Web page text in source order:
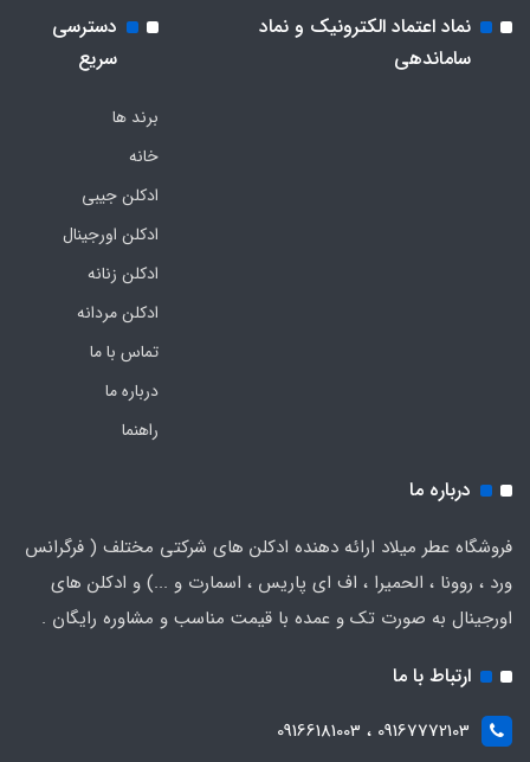
نماد اعتماد الکترونیک و نماد
ساماندهی
دسترسی
سریع
برند ها
خانه
ادکلن جیبی
ادکلن اورجینال
ادکلن زنانه
ادکلن مردانه
تماس با ما
درباره ما
راهنما
درباره ما
فروشگاه عطر میلاد ارائه دهنده ادکلن های شرکتی مختلف ( فرگرانس
ورد ، روونا ، الحمیرا ، اف ای پاریس ، اسمارت و ...) و ادکلن های
اورجینال به صورت تک و عمده با قیمت مناسب و مشاوره رایگان .
ارتباط با ما
09167772103 ، 09166181003